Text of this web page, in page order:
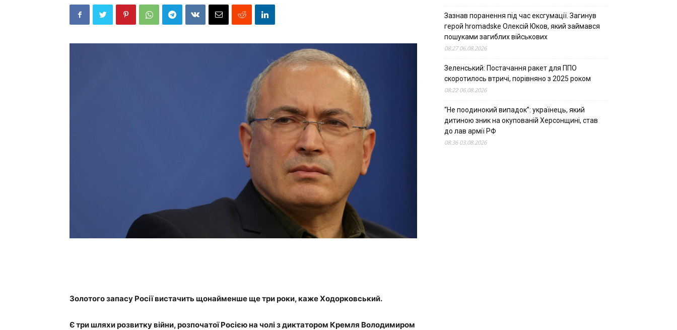
Золотого запасу Росії вистачить щонайменше ще три роки, каже Ходорковський.
Є три шляхи розвитку війни, розпочатої Росією на чолі з диктатором Кремля Володимиром
Зазнав поранення під час ексгумації. Загинув
герой hromadske Олексій Юков, який займався
пошуками загиблих військових
08:27 06.08.2026
Зеленський: Постачання ракет для ППО
скоротилось втричі, порівняно з 2025 роком
08:22 06.08.2026
“Не поодинокий випадок”: українець, який
дитиною зник на окупованій Херсонщині, став
до лав армії РФ
08:36 03.08.2026